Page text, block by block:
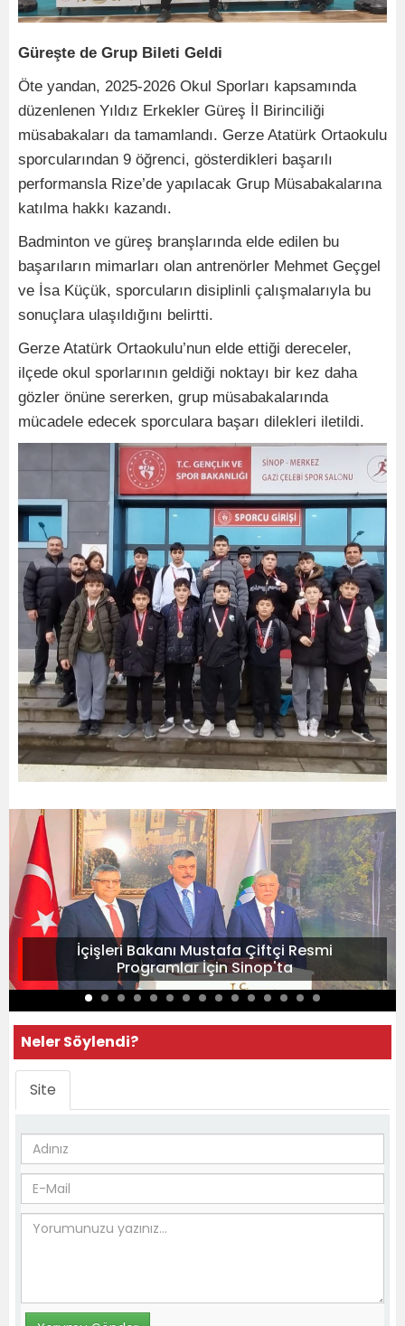
Güreşte de Grup Bileti Geldi
Öte yandan, 2025-2026 Okul Sporları kapsamında
düzenlenen Yıldız Erkekler Güreş İl Birinciliği
müsabakaları da tamamlandı. Gerze Atatürk Ortaokulu
sporcularından 9 öğrenci, gösterdikleri başarılı
performansla Rize’de yapılacak Grup Müsabakalarına
katılma hakkı kazandı.
Badminton ve güreş branşlarında elde edilen bu
başarıların mimarları olan antrenörler Mehmet Geçgel
ve İsa Küçük, sporcuların disiplinli çalışmalarıyla bu
sonuçlara ulaşıldığını belirtti.
Gerze Atatürk Ortaokulu’nun elde ettiği dereceler,
ilçede okul sporlarının geldiği noktayı bir kez daha
gözler önüne sererken, grup müsabakalarında
mücadele edecek sporculara başarı dilekleri iletildi.
İçişleri Bakanı Mustafa Çiftçi Resmi
Programlar İçin Sinop'ta
Neler Söylendi?
Site